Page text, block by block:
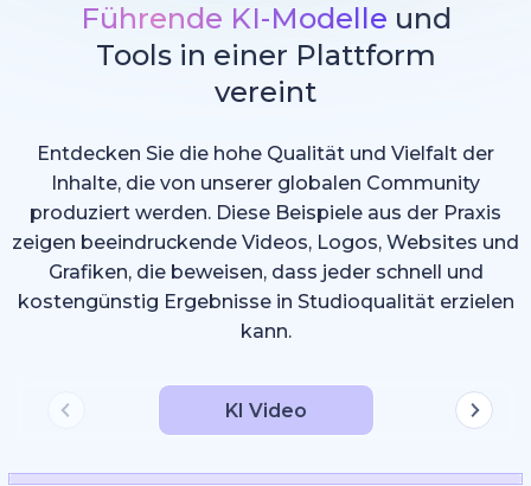
Führende KI-Modelle und
Tools in einer Plattform
vereint
Entdecken Sie die hohe Qualität und Vielfalt der
Inhalte, die von unserer globalen Community
produziert werden. Diese Beispiele aus der Praxis
zeigen beeindruckende Videos, Logos, Websites und
Grafiken, die beweisen, dass jeder schnell und
kostengünstig Ergebnisse in Studioqualität erzielen
kann.
KI Video